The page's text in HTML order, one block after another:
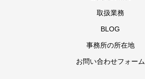
取扱業務
BLOG
事務所の所在地
お問い合わせフォーム